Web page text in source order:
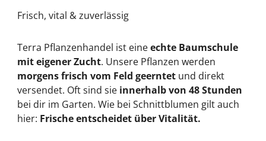
Frisch, vital & zuverlässig
Terra Pflanzenhandel ist eineechte Baumschule
mit eigener Zucht. Unsere Pflanzen werden
morgens frisch vom Feld geerntetund direkt
versendet. Oft sind sie innerhalb von 48 Stunden
bei dir im Garten. Wie bei Schnittblumen gilt auch
hier: Frische entscheidet über Vitalität.